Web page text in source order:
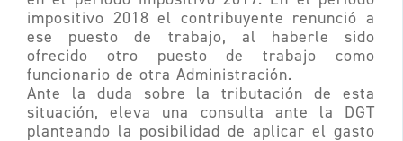
impositivo 2018 el contribuyente renunció a
ese puesto de trabajo, al haberle sido
ofrecido otro puesto de trabajo como
funcionario de otra Administración.
Ante la duda sobre la tributación de esta
situación, eleva una consulta ante la DGT
planteando la posibilidad de aplicar el gasto